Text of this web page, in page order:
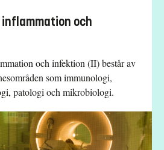
och
och infektion (II) består av
som immunologi,
patologi och mikrobiologi.